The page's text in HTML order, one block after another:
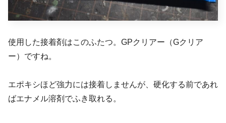
使用した接着剤はこのふたつ。GPクリアー（Gクリア
ー）ですね。
エポキシほど強力には接着しませんが、硬化する前であれ
ばエナメル溶剤でふき取れる。